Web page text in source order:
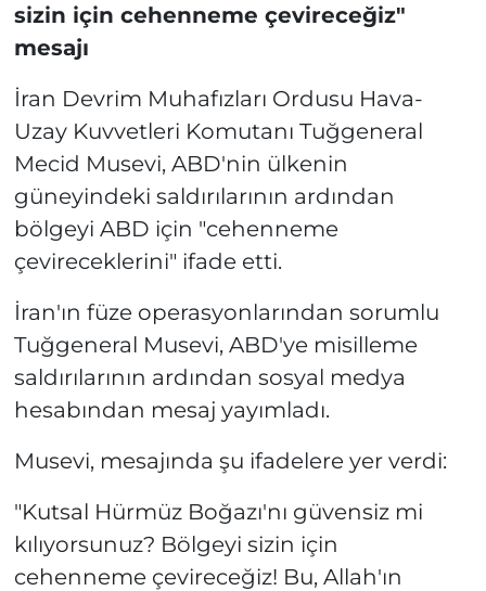
sizin için cehenneme çevireceğiz"
mesajı
İran Devrim Muhafızları Ordusu Hava-
Uzay Kuvvetleri Komutanı Tuğgeneral
Mecid Musevi, ABD'nin ülkenin
güneyindeki saldırılarının ardından
bölgeyi ABD için "cehenneme
çevireceklerini" ifade etti.
İran'ın füze operasyonlarından sorumlu
Tuğgeneral Musevi, ABD'ye misilleme
saldırılarının ardından sosyal medya
hesabından mesaj yayımladı.
Musevi, mesajında şu ifadelere yer verdi:
"Kutsal Hürmüz Boğazı'nı güvensiz mi
kılıyorsunuz? Bölgeyi sizin için
cehenneme çevireceğiz! Bu, Allah'ın